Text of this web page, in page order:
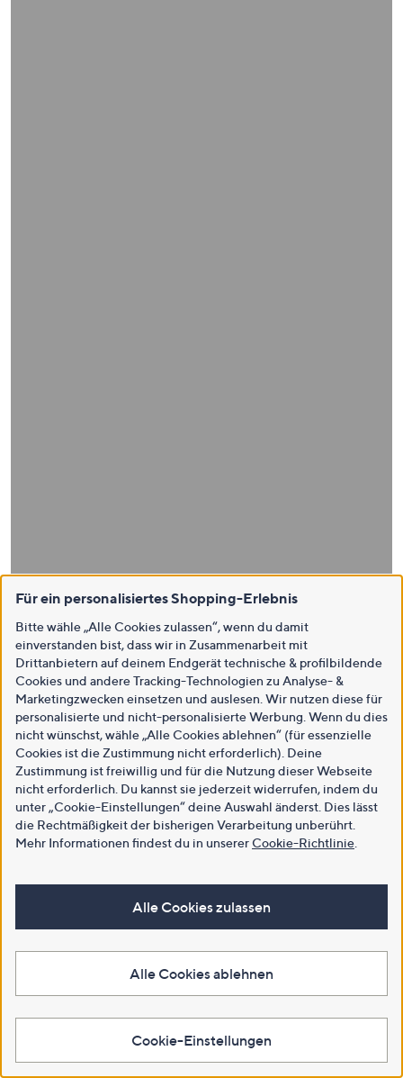
Für ein personalisiertes Shopping-Erlebnis
Bitte wähle „Alle Cookies zulassen“, wenn du damit
einverstanden bist, dass wir in Zusammenarbeit mit
Drittanbietern auf deinem Endgerät technische & profilbildende
Cookies und andere Tracking-Technologien zu Analyse- &
Marketingzwecken einsetzen und auslesen. Wir nutzen diese für
personalisierte und nicht-personalisierte Werbung. Wenn du dies
nicht wünschst, wähle „Alle Cookies ablehnen“ (für essenzielle
Cookies ist die Zustimmung nicht erforderlich). Deine
Zustimmung ist freiwillig und für die Nutzung dieser Webseite
nicht erforderlich. Du kannst sie jederzeit widerrufen, indem du
unter „Cookie-Einstellungen“ deine Auswahl änderst. Dies lässt
die Rechtmäßigkeit der bisherigen Verarbeitung unberührt.
Mehr Informationen findest du in unsererCookie-Richtlinie
Alle Cookies zulassen
Alle Cookies ablehnen
Cookie-Einstellungen